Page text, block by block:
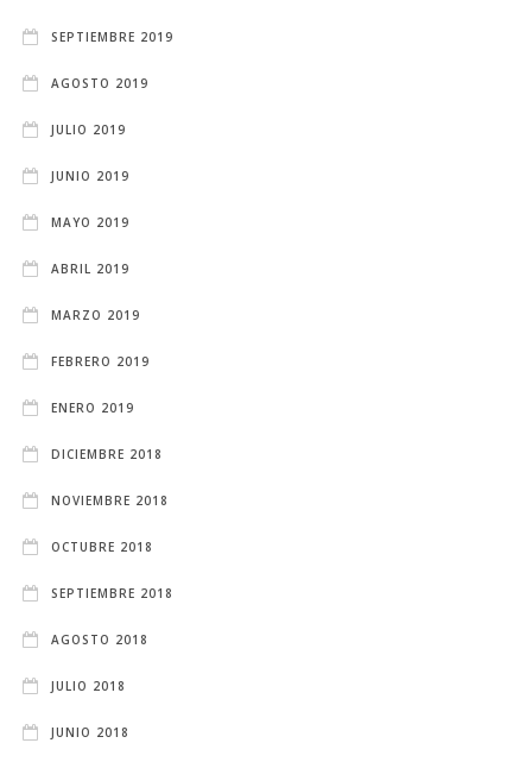
SEPTIEMBRE 2019
AGOSTO 2019
JULIO 2019
JUNIO 2019
MAYO 2019
ABRIL 2019
MARZO 2019
FEBRERO 2019
ENERO 2019
DICIEMBRE 2018
NOVIEMBRE 2018
OCTUBRE 2018
SEPTIEMBRE 2018
AGOSTO 2018
JULIO 2018
JUNIO 2018